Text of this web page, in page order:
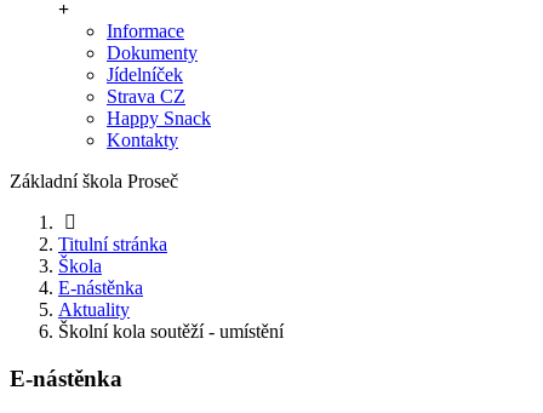
Informace
Dokumenty
Jídelníček
Strava CZ
Happy Snack
Kontakty
Základní škola Proseč
Titulní stránka
Škola
E-nástěnka
Aktuality
Školní kola soutěží - umístění
E-nástěnka